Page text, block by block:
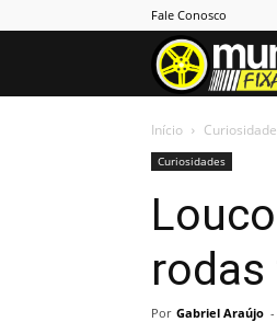
Fale Conosco
Início
Curiosidades
Por Gabriel Araújo -